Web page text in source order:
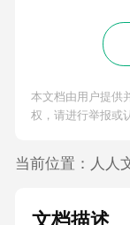
本文档由用户提供
权，请进行举报或
当前位置： 人人
文档描述